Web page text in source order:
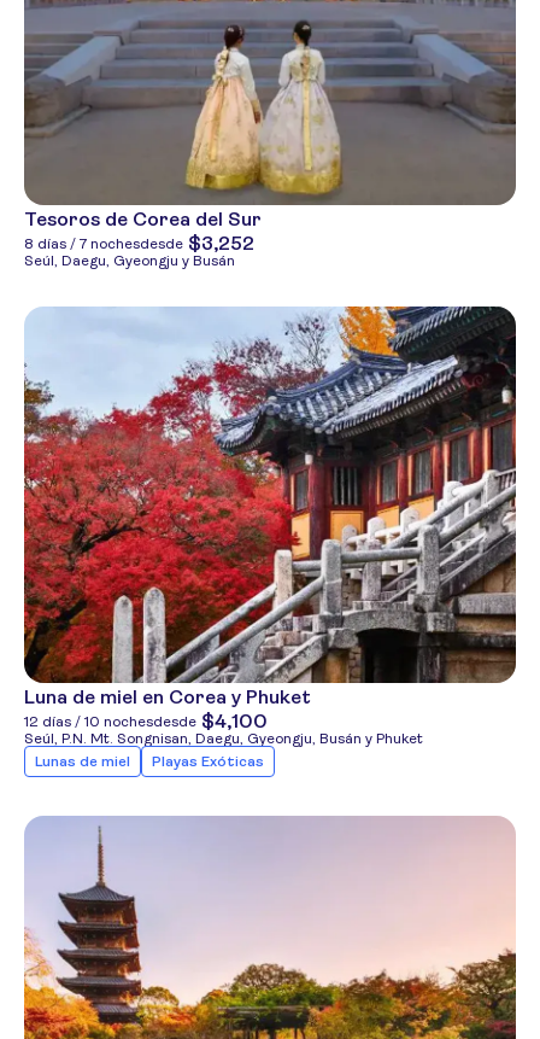
Tesoros de Corea del Sur
8 días / 7 nochesdesde $3,252
Seúl, Daegu, Gyeongju y Busán
Luna de miel en Corea y Phuket
12 días / 10 nochesdesde $4,100
Seúl, P.N. Mt. Songnisan, Daegu, Gyeongju, Busán y Phuket
Lunas de miel
Playas Exóticas